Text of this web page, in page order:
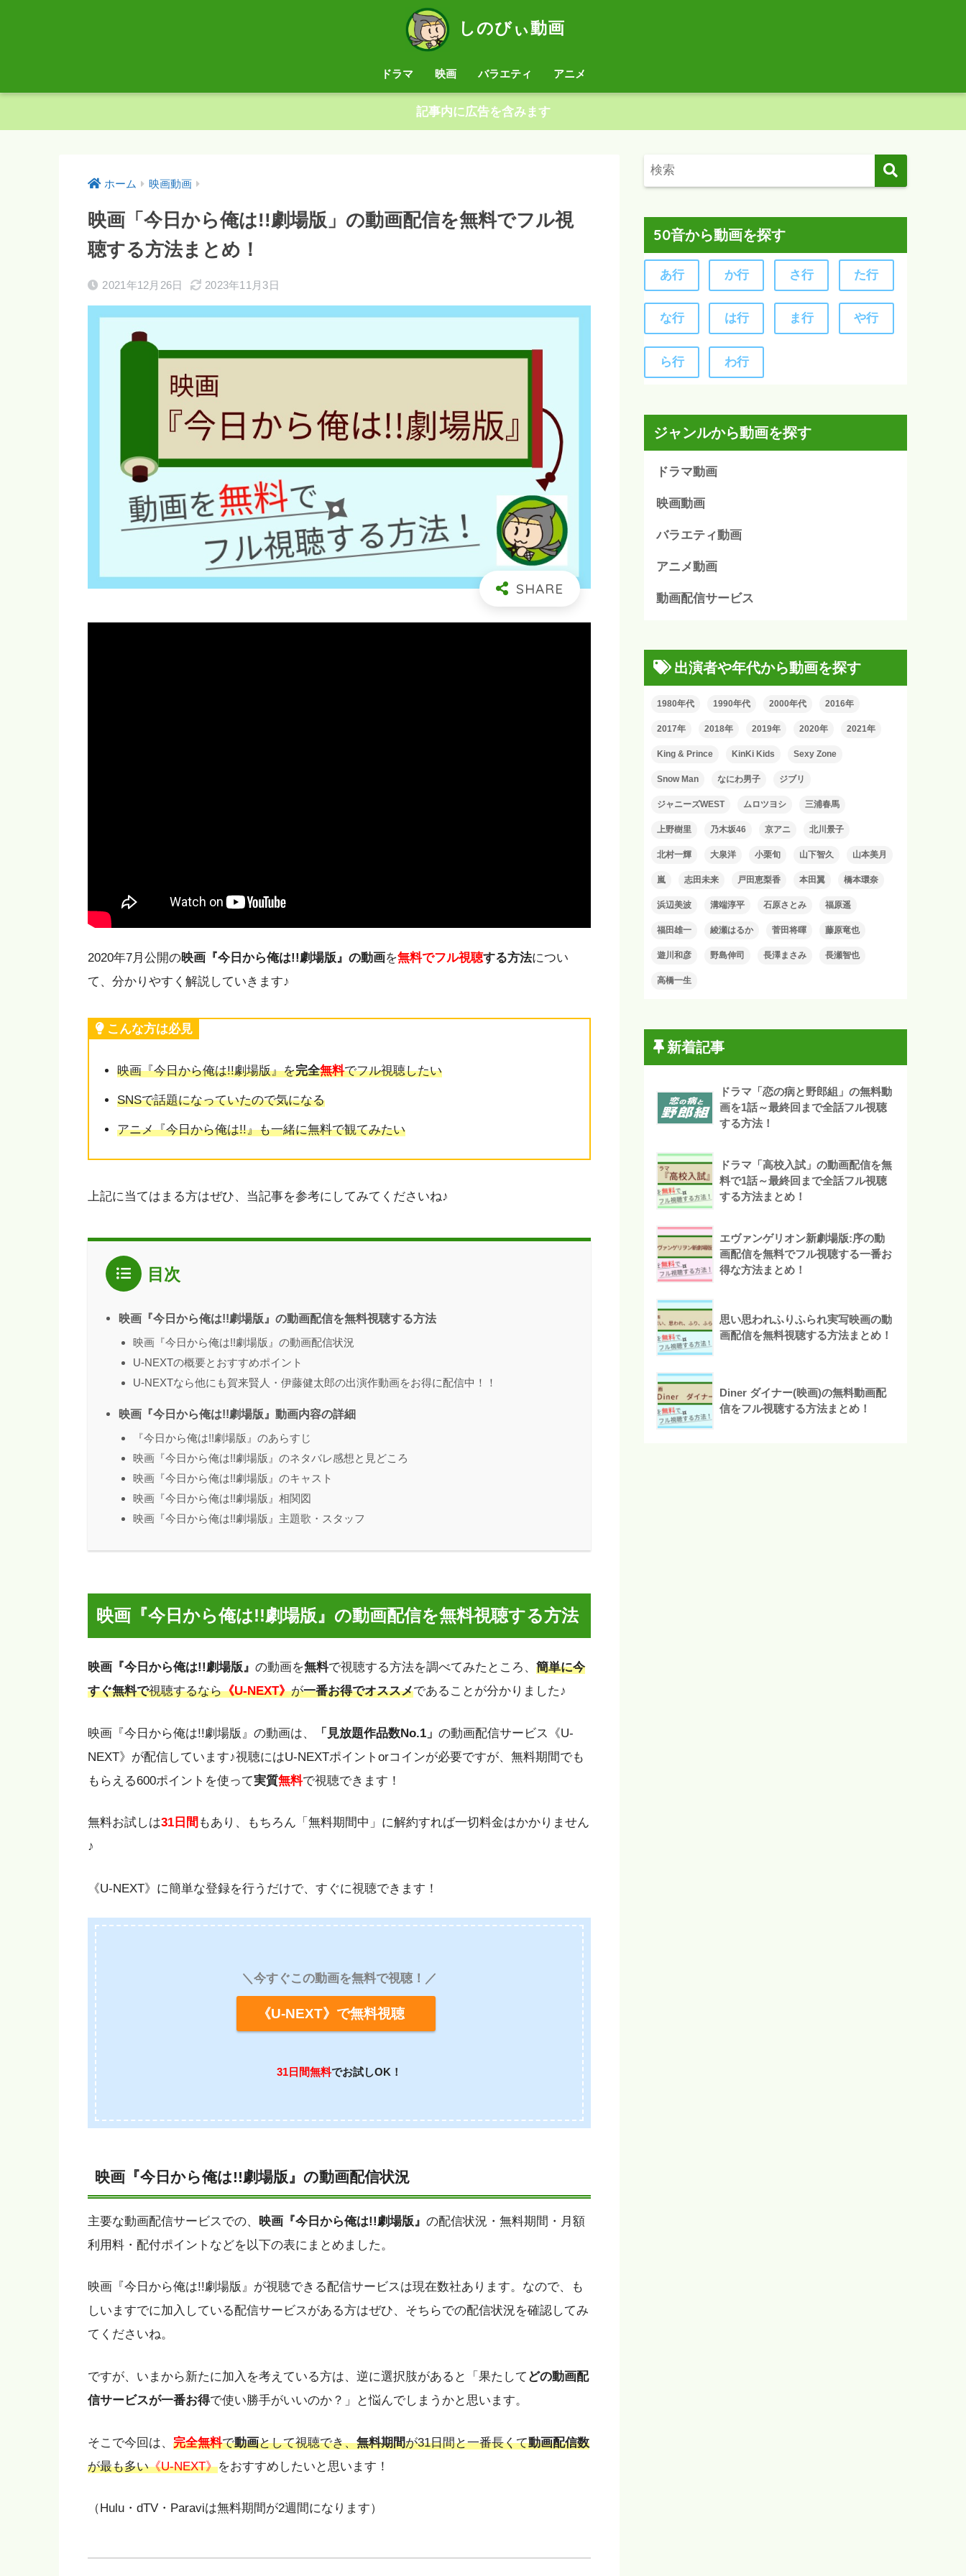
しのびぃ動画
ドラマ 映画 バラエティ アニメ
記事内に広告を含みます
ホーム 映画動画
映画「今日から俺は!!劇場版」の動画配信を無料でフル視
聴する方法まとめ！
2021年12月26日 2023年11月3日
2020年7月公開の映画『今日から俺は!!劇場版』 の動画を無料でフル視聴する方法につい
て、分かりやすく解説していきます♪
こんな方は必見
映画『今日から俺は!!劇場版』を完全無料でフル視聴したい
SNSで話題になっていたので気になる
アニメ『今日から俺は!!』も一緒に無料で観てみたい
上記に当てはまる方はぜひ、当記事を参考にしてみてくださいね♪
目次
映画『今日から俺は!!劇場版』の動画配信を無料視聴する方法
映画『今日から俺は!!劇場版』の動画配信状況
U-NEXTの概要とおすすめポイント
U-NEXTなら他にも賀来賢人・伊藤健太郎の出演作動画をお得に配信中！！
映画『今日から俺は!!劇場版』動画内容の詳細
『今日から俺は!!劇場版』のあらすじ
映画『今日から俺は!!劇場版』のネタバレ感想と見どころ
映画『今日から俺は!!劇場版』のキャスト
映画『今日から俺は!!劇場版』相関図
映画『今日から俺は!!劇場版』主題歌・スタッフ
映画『今日から俺は!!劇場版』の動画配信を無料視聴する方法
映画『今日から俺は!!劇場版』 の動画を無料で視聴する方法を調べてみたところ、 簡単に今
すぐ無料で視聴するなら《U-NEXT》が一番お得でオススメであることが分かりました♪
映画『今日から俺は!!劇場版』の動画は、 「見放題作品数No.1」 の動画配信サービス《U-
NEXT》が配信しています♪視聴にはU-NEXTポイントorコインが必要ですが、無料期間でも
もらえる600ポイントを使って実質無料で視聴できます！
無料お試しは31日間 もあり、もちろん「無料期間中」に解約すれば一切料金はかかりません
♪
《U-NEXT》に簡単な登録を行うだけで、すぐに視聴できます！
＼今すぐこの動画を無料で視聴！／
《U-NEXT》で無料視聴
31日間無料でお試しOK！
映画『今日から俺は!!劇場版』の動画配信状況
主要な動画配信サービスでの、 映画『今日から俺は!!劇場版』 の配信状況・無料期間・月額
利用料・配付ポイントなどを以下の表にまとめました。
映画『今日から俺は!!劇場版』が視聴できる配信サービスは現在数社あります。なので、も
しいますでに加入している配信サービスがある方はぜひ、そちらでの配信状況を確認してみ
てくださいね。
ですが、いまから新たに加入を考えている方は、逆に選択肢があると「果たして どの動画配
信サービスが一番お得で使い勝手がいいのか？」と悩んでしまうかと思います。
そこで今回は、 完全無料で動画として視聴でき、無料期間が31日間と一番長くて動画配信数
が最も多い《U-NEXT》をおすすめしたいと思います！
（Hulu・dTV・Paraviは無料期間が2週間になります）
50音から動画を探す
あ行 か行 さ行 た行
な行 は行 ま行 や行
ら行 わ行
ジャンルから動画を探す
ドラマ動画
映画動画
バラエティ動画
アニメ動画
動画配信サービス
出演者や年代から動画を探す
1980年代 1990年代 2000年代 2016年
2017年 2018年 2019年 2020年 2021年
King & Prince KinKi Kids Sexy Zone
Snow Man なにわ男子 ジブリ
ジャニーズWEST ムロツヨシ 三浦春馬
上野樹里 乃木坂46 京アニ 北川景子
北村一輝 大泉洋 小栗旬 山下智久 山本美月
嵐 志田未来 戸田恵梨香 本田翼 橋本環奈
浜辺美波 溝端淳平 石原さとみ 福原遥
福田雄一 綾瀬はるか 菅田将暉 藤原竜也
遊川和彦 野島伸司 長澤まさみ 長瀬智也
高橋一生
新着記事
ドラマ「恋の病と野郎組」の無料動
画を1話～最終回まで全話フル視聴
する方法！
ドラマ「高校入試」の動画配信を無
料で1話～最終回まで全話フル視聴
する方法まとめ！
エヴァンゲリオン新劇場版:序の動
画配信を無料でフル視聴する一番お
得な方法まとめ！
思い思われふりふられ実写映画の動
画配信を無料視聴する方法まとめ！
Diner ダイナー(映画)の無料動画配
信をフル視聴する方法まとめ！